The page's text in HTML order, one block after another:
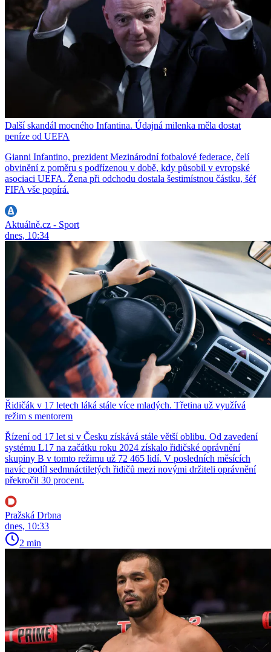
Další skandál mocného Infantina. Údajná milenka měla dostat
peníze od UEFA
Gianni Infantino, prezident Mezinárodní fotbalové federace, čelí
obvinění z poměru s podřízenou v době, kdy působil v evropské
asociaci UEFA. Žena při odchodu dostala šestimístnou částku, šéf
FIFA vše popírá.
Aktuálně.cz - Sport
dnes, 10:34
Řidičák v 17 letech láká stále více mladých. Třetina už využívá
režim s mentorem
Řízení od 17 let si v Česku získává stále větší oblibu. Od zavedení
systému L17 na začátku roku 2024 získalo řidičské oprávnění
skupiny B v tomto režimu už 72 465 lidí. V posledních měsících
navíc podíl sedmnáctiletých řidičů mezi novými držiteli oprávnění
překročil 30 procent.
Pražská Drbna
dnes, 10:33
2 min